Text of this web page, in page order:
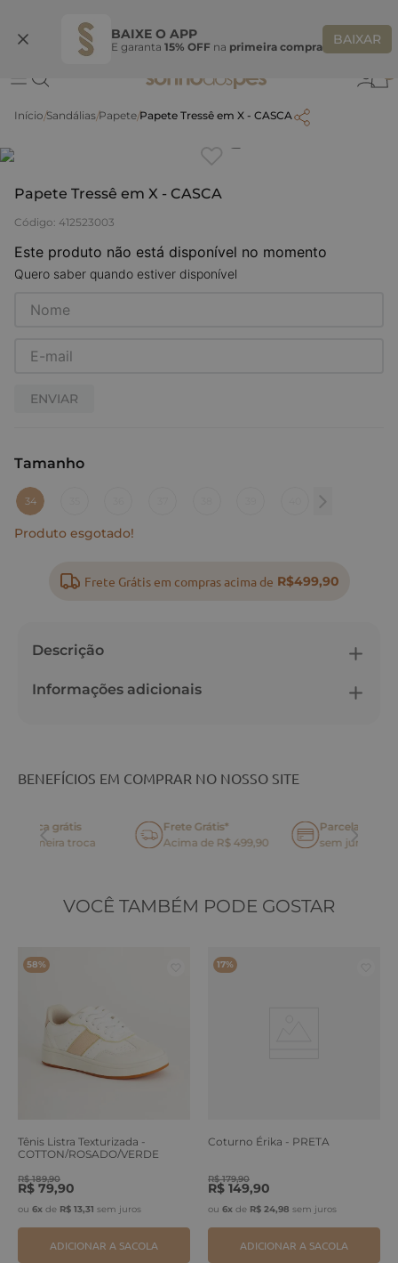
BAIXE O APP
E garanta 15% OFF na primeira compra BAIXAR
Ganhe 10% OFF na coleção utilizando o código do seu vendedor*
Sandálias Papete Papete Tressê em X - CASCA
Papete Tressê em X - CASCA
Código: 412523003
Este produto não está disponível no momento
Quero saber quando estiver disponível
ENVIAR
Tamanho
: 34
34
Produto esgotado!
Frete Grátis em compras acima de R$499,90
Descrição
Informações adicionais
BENEFÍCIOS EM COMPRAR NO NOSSO SITE
Frete Grátis*
Acima de R$ 499,90
Parcelamento até 6x
sem juros no cartão
VOCÊ TAMBÉM PODE GOSTAR
58%
Tênis Listra Texturizada -
COTTON/ROSADO/VERDE
R$ 189,90
R$ 79,90
ou 6x de R$ 13,31 sem juros
ADICIONAR A SACOLA
17%
Coturno Érika - PRETA
R$ 179,90
R$ 149,90
ou 6x de R$ 24,98 sem juros
ADICIONAR A SACOLA